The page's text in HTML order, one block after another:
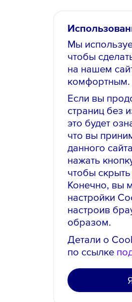
Мы
чтобы
на нашем
комфортным.
Если вы
страниц без
это будет
что вы
данного
нажать
чтобы
Конечно, вы
настройки
настроив
образом.
Детали о
по ссылке